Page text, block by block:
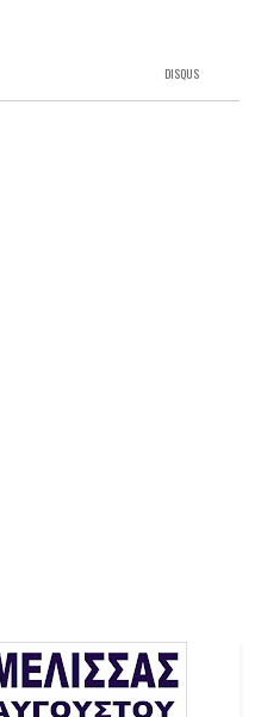
DISQUS